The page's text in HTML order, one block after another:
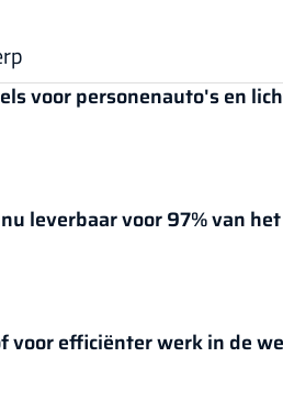
voor personenauto's en
leverbaar voor 97% van
voor efficiënter werk in de